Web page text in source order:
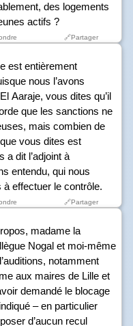
des logements
actifs ?
🔗Partager
est entièrement
nous l’avons
Aaraje, vous dites qu’il
que les sanctions ne
mais combien de
vous dites est
a dit l’adjoint à
entendu, qui nous
effectuer le contrôle.
🔗Partager
madame la
Nogal et moi-même
notamment
aux maires de Lille et
demandé le blocage
– en particulier
d’aucun recul